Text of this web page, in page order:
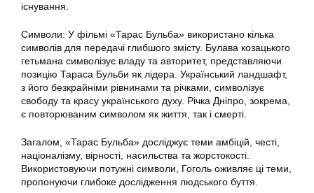
існування.
Символи: У фільмі «Тарас Бульба» використано кілька
символів для передачі глибшого змісту. Булава козацького
гетьмана символізує владу та авторитет, представляючи
позицію Тараса Бульби як лідера. Український ландшафт,
з його безкрайніми рівнинами та річками, символізує
свободу та красу українського духу. Річка Дніпро, зокрема,
є повторюваним символом як життя, так і смерті.
Загалом, «Тарас Бульба» досліджує теми амбіцій, честі,
націоналізму, вірності, насильства та жорстокості.
Використовуючи потужні символи, Гоголь оживляє ці теми,
пропонуючи глибоке дослідження людського буття.